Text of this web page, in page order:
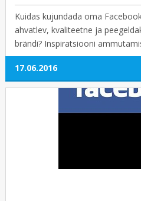
Kuidas kujundada oma
ahvatlev, kvaliteetne ja
brändi? Inspiratsiooni
17.06.2016